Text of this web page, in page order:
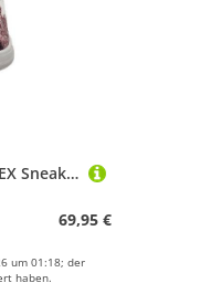
Lurchi Lurchi Becky-TEX Sneaker
69,95 €
um 01:18; der
haben.